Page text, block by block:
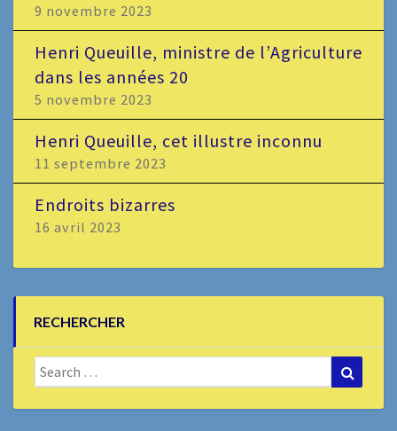
9 novembre 2023
Henri Queuille, ministre de l’Agriculture
dans les années 20
5 novembre 2023
Henri Queuille, cet illustre inconnu
11 septembre 2023
Endroits bizarres
16 avril 2023
RECHERCHER
Search
for: